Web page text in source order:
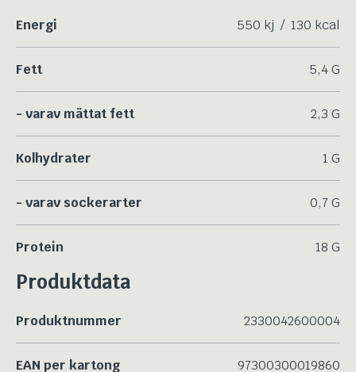
Energi 550 kj / 130 kcal
Fett 5,4 G
- varav mättat fett 2,3 G
Kolhydrater 1 G
- varav sockerarter 0,7 G
Protein 18 G
Produktdata
Produktnummer 2330042600004
EAN per kartong 97300300019860